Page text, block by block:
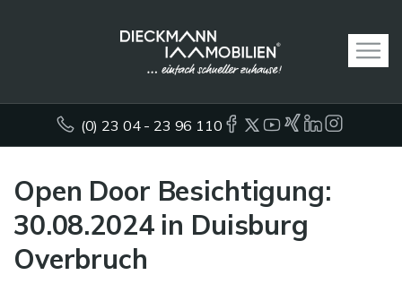
(0) 23 04 - 23 96 110
Open Door Besichtigung:
30.08.2024 in Duisburg
Overbruch